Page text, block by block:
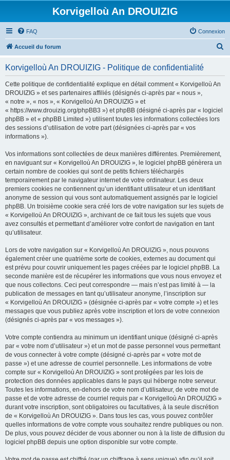
Korvigelloù An DROUIZIG
FAQ Connexion
Accueil du forum
Korvigelloù An DROUIZIG - Politique de confidentialité
Cette politique de confidentialité explique en détail comment « Korvigelloù An
DROUIZIG » et ses partenaires affiliés (désignés ci-après par « nous »,
« notre », « nos », « Korvigelloù An DROUIZIG » et
« https://www.drouizig.org/phpBB3 ») et phpBB (désigné ci-après par « logiciel
phpBB » et « phpBB Limited ») utilisent toutes les informations collectées lors
des sessions d’utilisation de votre part (désignées ci-après par « vos
informations »).
Vos informations sont collectées de deux manières différentes. Premièrement,
en naviguant sur « Korvigelloù An DROUIZIG », le logiciel phpBB génèrera un
certain nombre de cookies qui sont de petits fichiers téléchargés
temporairement par le navigateur internet de votre ordinateur. Les deux
premiers cookies ne contiennent qu’un identifiant utilisateur et un identifiant
anonyme de session qui vous sont automatiquement assignés par le logiciel
phpBB. Un troisième cookie sera créé lors de votre navigation sur les sujets de
« Korvigelloù An DROUIZIG », archivant de ce fait tous les sujets que vous
avez consultés et permettant d’améliorer votre confort de navigation en tant
qu’utilisateur.
Lors de votre navigation sur « Korvigelloù An DROUIZIG », nous pouvons
également créer une quatrième sorte de cookies, externes au document qui
est prévu pour couvrir uniquement les pages créées par le logiciel phpBB. La
seconde manière est de récupérer les informations que vous nous envoyez et
que nous collectons. Ceci peut correspondre — mais n’est pas limité à — la
publication de messages en tant qu’utilisateur anonyme, l’inscription sur
« Korvigelloù An DROUIZIG » (désignée ci-après par « votre compte ») et les
messages que vous publiez après votre inscription et lors de votre connexion
(désignés ci-après par « vos messages »).
Votre compte contiendra au minimum un identifiant unique (désigné ci-après
par « votre nom d’utilisateur ») et un mot de passe personnel vous permettant
de vous connecter à votre compte (désigné ci-après par « votre mot de
passe ») et une adresse de courriel personnelle. Les informations de votre
compte sur « Korvigelloù An DROUIZIG » sont protégées par les lois de
protection des données applicables dans le pays qui héberge notre serveur.
Toutes les informations, en-dehors de votre nom d’utilisateur, de votre mot de
passe et de votre adresse de courriel requis par « Korvigelloù An DROUIZIG »
durant votre inscription, sont obligatoires ou facultatives, à la seule discrétion
de « Korvigelloù An DROUIZIG ». Dans tous les cas, vous pouvez contrôler
quelles informations de votre compte vous souhaitez rendre publiques ou non.
De plus, vous pouvez décider de vous abonner ou non à la liste de diffusion du
logiciel phpBB depuis une option disponible sur votre compte.